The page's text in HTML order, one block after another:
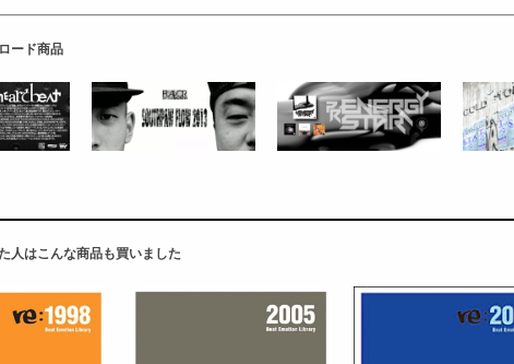
ード商品
人はこんな商品も買いました